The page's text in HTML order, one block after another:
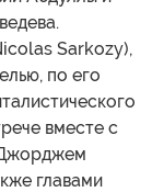
Sarkozy),
по его
вместе с
главами